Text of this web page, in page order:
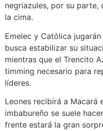
negriazules, por su parte,
la cima.
Emelec y Católica
busca estabilizar su
mientras que el Trencito
timming necesario para
líderes.
Leones recibirá a Macará
imbabureño se suele
frente estará la gran